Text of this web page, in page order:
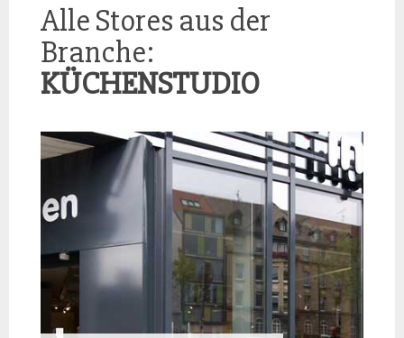
Alle Stores aus der
Branche:
KÜCHENSTUDIO